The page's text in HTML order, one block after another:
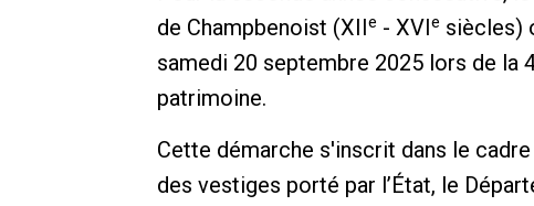
de Champbenoist (XIIe - XVIe siècles)
samedi 20 septembre 2025 lors de la
patrimoine.
Cette démarche s'inscrit dans le
des vestiges porté par l’État, le